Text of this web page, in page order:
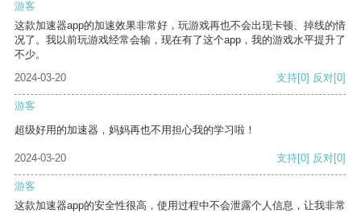
游客
这款加速器app的加速效果非常好，玩游戏再也不会出现卡顿、掉线的情
况了。我以前玩游戏经常会输，现在有了这个app，我的游戏水平提升了
不少。
2024-03-20
支持[0] 反对[0]
游客
超级好用的加速器，妈妈再也不用担心我的学习啦！
2024-03-20 支持[0] 反对[0]
游客
这款加速器app的安全性很高，使用过程中不会泄露个人信息，让我非常